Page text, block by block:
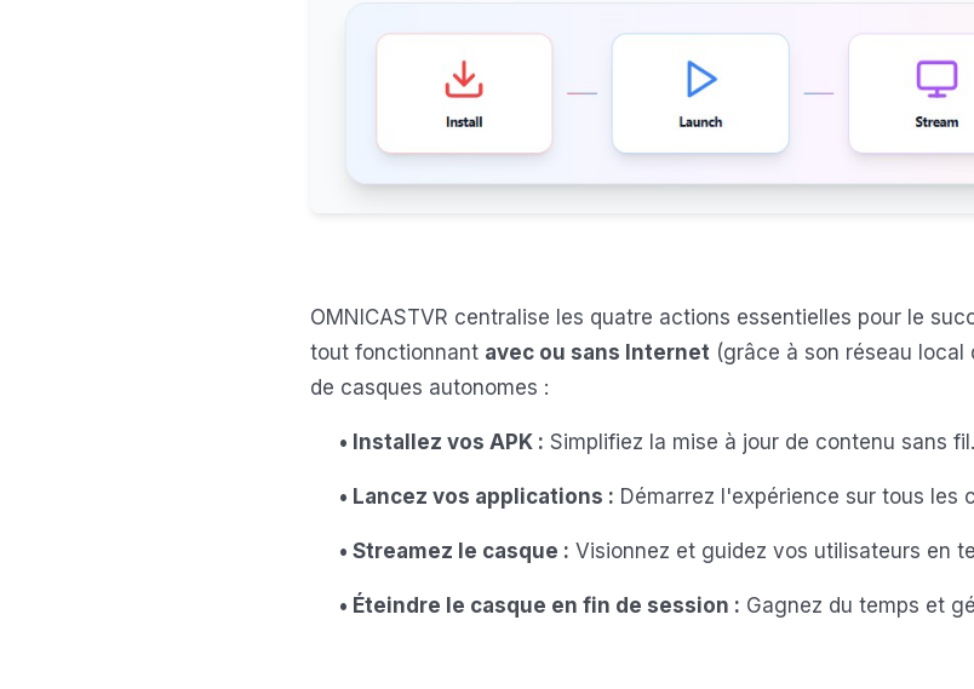
OMNICASTVR centralise les quatre actions essentielles pour le
tout fonctionnant avec ou sans Internet (grâce à son réseau local
de casques autonomes :
• Installez vos APK : Simplifiez la mise à jour de contenu sans fil.
• Lancez vos applications : Démarrez l'expérience sur tous les
• Streamez le casque : Visionnez et guidez vos utilisateurs en
• Éteindre le casque en fin de session : Gagnez du temps et